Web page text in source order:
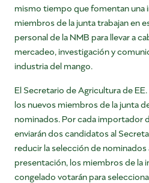
mismo tiempo que fomentan una
miembros de la junta trabajan en
personal de la NMB para llevar a
mercadeo, investigación y
industria del mango.
El Secretario de Agricultura de
los nuevos miembros de la junta
nominados. Por cada importador
enviarán dos candidatos al
reducir la selección de
presentación, los miembros de la
congelado votarán para